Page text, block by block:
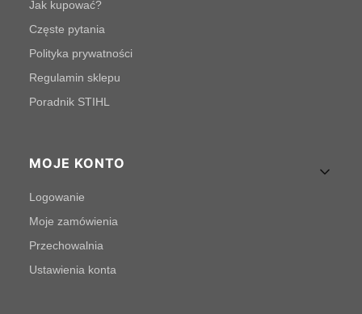
Jak kupować?
Częste pytania
Polityka prywatności
Regulamin sklepu
Poradnik STIHL
MOJE KONTO
Logowanie
Moje zamówienia
Przechowalnia
Ustawienia konta